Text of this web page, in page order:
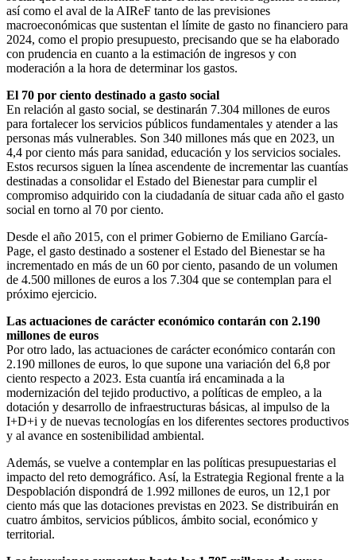
así como el aval de la AIReF tanto de las previsiones
macroeconómicas que sustentan el límite de gasto no financiero para
2024, como el propio presupuesto, precisando que se ha elaborado
con prudencia en cuanto a la estimación de ingresos y con
moderación a la hora de determinar los gastos.
El 70 por ciento destinado a gasto social
En relación al gasto social, se destinarán 7.304 millones de euros
para fortalecer los servicios públicos fundamentales y atender a las
personas más vulnerables. Son 340 millones más que en 2023, un
4,4 por ciento más para sanidad, educación y los servicios sociales.
Estos recursos siguen la línea ascendente de incrementar las cuantías
destinadas a consolidar el Estado del Bienestar para cumplir el
compromiso adquirido con la ciudadanía de situar cada año el gasto
social en torno al 70 por ciento.
Desde el año 2015, con el primer Gobierno de Emiliano García-
Page, el gasto destinado a sostener el Estado del Bienestar se ha
incrementado en más de un 60 por ciento, pasando de un volumen
de 4.500 millones de euros a los 7.304 que se contemplan para el
próximo ejercicio.
Las actuaciones de carácter económico contarán con 2.190
millones de euros
Por otro lado, las actuaciones de carácter económico contarán con
2.190 millones de euros, lo que supone una variación del 6,8 por
ciento respecto a 2023. Esta cuantía irá encaminada a la
modernización del tejido productivo, a políticas de empleo, a la
dotación y desarrollo de infraestructuras básicas, al impulso de la
I+D+i y de nuevas tecnologías en los diferentes sectores productivos
y al avance en sostenibilidad ambiental.
Además, se vuelve a contemplar en las políticas presupuestarias el
impacto del reto demográfico. Así, la Estrategia Regional frente a la
Despoblación dispondrá de 1.992 millones de euros, un 12,1 por
ciento más que las dotaciones previstas en 2023. Se distribuirán en
cuatro ámbitos, servicios públicos, ámbito social, económico y
territorial.